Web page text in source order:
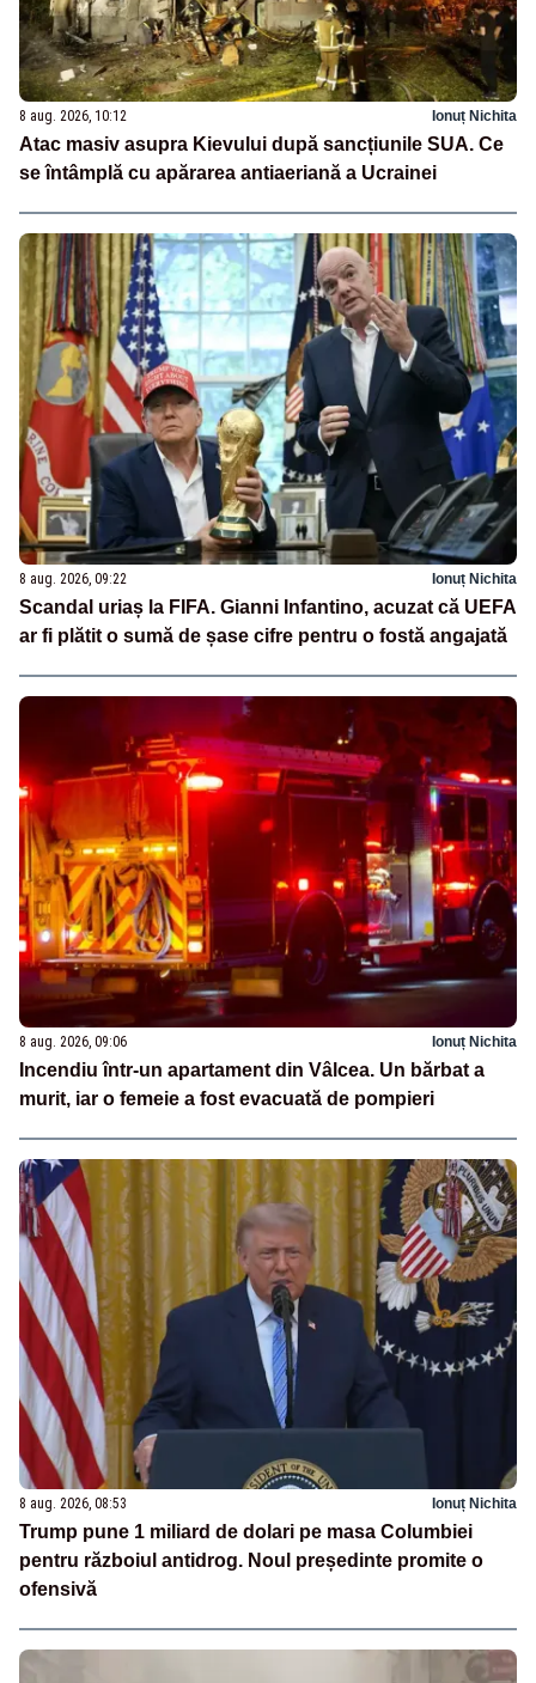
8 aug. 2026, 10:12 Ionuț Nichita
Atac masiv asupra Kievului după sancțiunile SUA. Ce
se întâmplă cu apărarea antiaeriană a Ucrainei
8 aug. 2026, 09:22 Ionuț Nichita
Scandal uriaș la FIFA. Gianni Infantino, acuzat că UEFA
ar fi plătit o sumă de șase cifre pentru o fostă angajată
8 aug. 2026, 09:06 Ionuț Nichita
Incendiu într-un apartament din Vâlcea. Un bărbat a
murit, iar o femeie a fost evacuată de pompieri
8 aug. 2026, 08:53 Ionuț Nichita
Trump pune 1 miliard de dolari pe masa Columbiei
pentru războiul antidrog. Noul președinte promite o
ofensivă